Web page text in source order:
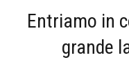
Entriamo in
grande